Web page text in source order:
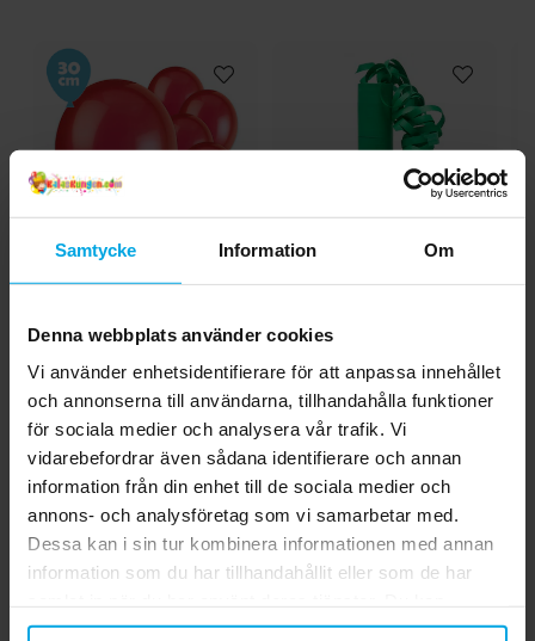
Samtycke Information Om
Denna webbplats använder cookies
Vi använder enhetsidentifierare för att anpassa innehållet
och annonserna till användarna, tillhandahålla funktioner
för sociala medier och analysera vår trafik. Vi
vidarebefordrar även sådana identifierare och annan
information från din enhet till de sociala medier och
annons- och analysföretag som vi samarbetar med.
Dessa kan i sin tur kombinera informationen med annan
information som du har tillhandahållit eller som de har
närsomhelst ändra ditt samtycke.
Ballonger - Röda 10-
KÖP
Serpentiner - Gröna
KÖP
5.0
2 betyg
5 ☆
4☆
3 ☆
1 ☆